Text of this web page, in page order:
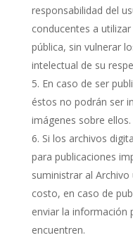
responsabilidad del
conducentes a
pública, sin vulnerar
intelectual de su
En caso de ser
éstos no podrán ser
imágenes sobre ellos.
Si los archivos
para publicaciones
suministrar al
costo, en caso de
enviar la información
encuentren.